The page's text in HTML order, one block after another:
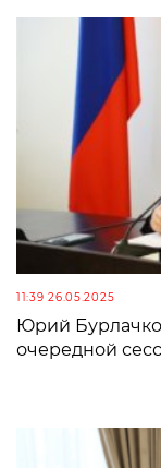
11:39 26.05.2025
Юрий Бурлачко
очередной